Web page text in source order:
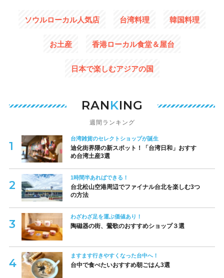
ソウルローカル人気店 台湾料理 韓国料理
お土産 香港ローカル食堂＆屋台
日本で楽しむアジアの国
RANKING
週間ランキング
台湾雑貨のセレクトショップが誕生
迪化街界隈の新スポット！「台湾日和」おすす
め台湾土産3選
1時間半あればできる！
台北松山空港周辺でファイナル台北を楽しむ3つ
の方法
わざわざ足を運ぶ価値あり！
陶磁器の街、鶯歌のおすすめショップ３選
ますます行きやすくなった台中へ！
台中で食べたいおすすめ朝ごはん3選